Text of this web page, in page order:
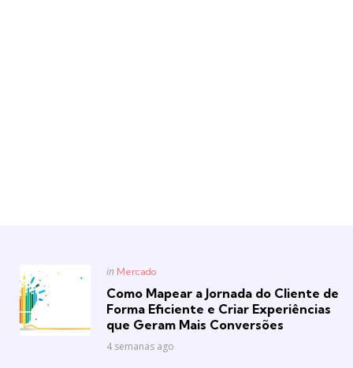
Posted
in Mercado
Como Mapear a Jornada do Cliente de
Forma Eficiente e Criar Experiências
que Geram Mais Conversões
4 semanas ago